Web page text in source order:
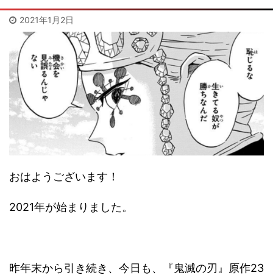
2021年1月2日
おはようございます！
2021年が始まりました。
昨年末から引き続き、今日も、『鬼滅の刃』原作23